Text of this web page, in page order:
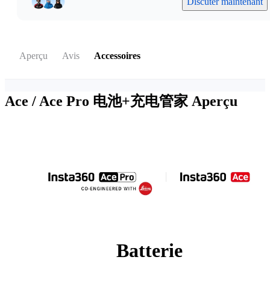
Aperçu Avis Accessoires
Ace / Ace Pro 电池+充电管家 Aperçu
Batterie